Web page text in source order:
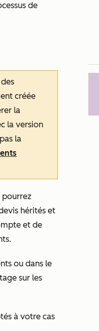
de
créée
la
la version
la
pourrez
hérités et
et de
ou dans le
sur les
à votre cas